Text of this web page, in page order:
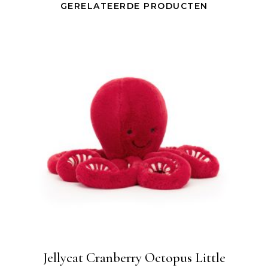
GERELATEERDE PRODUCTEN
Jellycat Cranberry Octopus Little